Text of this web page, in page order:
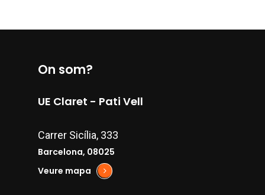
On som?
UE Claret - Pati Vell
Carrer Sicília, 333
Barcelona, 08025
Veure mapa